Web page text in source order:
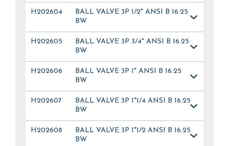
H202604
BALL VALVE 3P 1/2" ANSI B 16.25
BW
H202605
BALL VALVE 3P 3/4" ANSI B 16.25
BW
H202606
BALL VALVE 3P 1" ANSI B 16.25
BW
H202607
BALL VALVE 3P 1"1/4 ANSI B 16.25
BW
H202608
BALL VALVE 3P 1"1/2 ANSI B 16.25
BW